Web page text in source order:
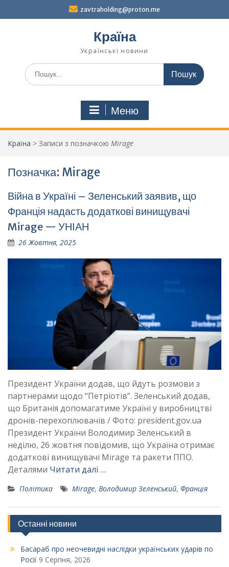
zavtraholding@proton.me
Країна
Українські новини
Шукати:
Меню
Країна > Записи з позначкою Mirage
Позначка: Mirage
Війна в Україні – Зеленський заявив, що
Франція надасть додаткові винищувачі
Mirage — УНІАН
26 Жовтня, 2025
Президент України додав, що йдуть розмови з
партнерами щодо “Петріотів”. Зеленський додав,
що Британія допомагатиме Україні у виробництві
дронів-перехоплювачів / Фото: president.gov.ua
Президент України Володимир Зеленський в
неділю, 26 жовтня повідомив, що Україна отримає
додаткові винищувачі Mirage та ракети ППО.
Деталями Читати далі …
Політика Mirage, Володимир Зеленський, Франція
Останні новини
Басараб про неочевидні наслідки українських ударів по
Росії 9 Серпня, 2026